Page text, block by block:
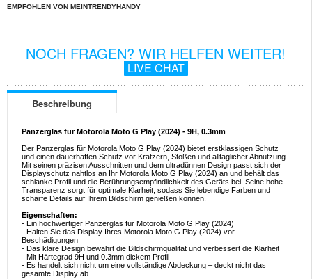
EMPFOHLEN VON MEINTRENDYHANDY
NOCH FRAGEN? WIR HELFEN WEITER!
LIVE CHAT
Beschreibung
Panzerglas für Motorola Moto G Play (2024) - 9H, 0.3mm
Der Panzerglas für Motorola Moto G Play (2024) bietet erstklassigen Schutz
und einen dauerhaften Schutz vor Kratzern, Stößen und alltäglicher Abnutzung.
Mit seinen präzisen Ausschnitten und dem ultradünnen Design passt sich der
Displayschutz nahtlos an Ihr Motorola Moto G Play (2024) an und behält das
schlanke Profil und die Berührungsempfindlichkeit des Geräts bei. Seine hohe
Transparenz sorgt für optimale Klarheit, sodass Sie lebendige Farben und
scharfe Details auf Ihrem Bildschirm genießen können.
Eigenschaften:
- Ein hochwertiger Panzerglas für Motorola Moto G Play (2024)
- Halten Sie das Display Ihres Motorola Moto G Play (2024) vor
Beschädigungen
- Das klare Design bewahrt die Bildschirmqualität und verbessert die Klarheit
- Mit Härtegrad 9H und 0.3mm dickem Profil
- Es handelt sich nicht um eine vollständige Abdeckung – deckt nicht das
gesamte Display ab